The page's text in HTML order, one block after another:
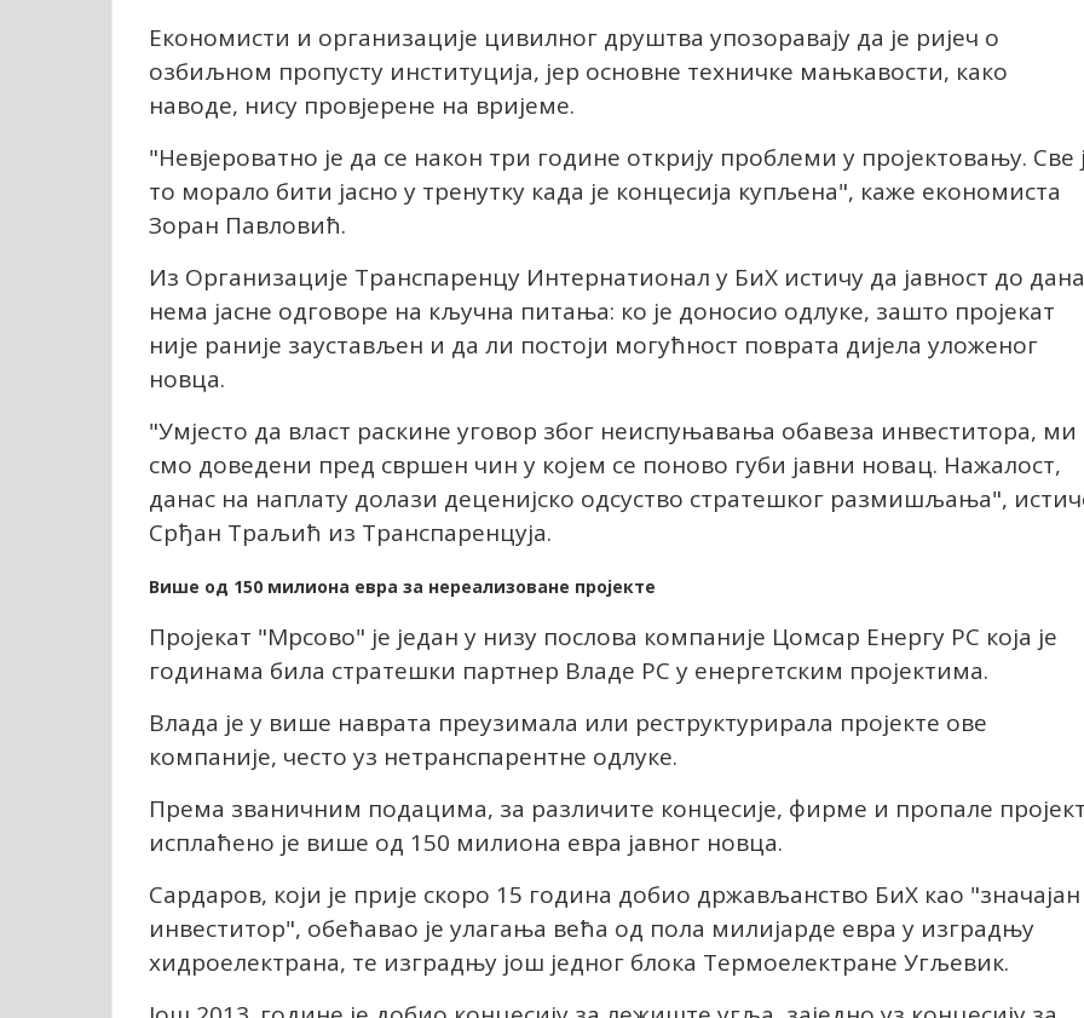
Економисти и организације цивилног друштва упозоравају да је ријеч о
озбиљном пропусту институција, јер основне техничке мањкавости, како
наводе, нису провјерене на вријеме.
"Невјероватно је да се након три године открију проблеми у пројектовању. Све
то морало бити јасно у тренутку када је концесија купљена", каже економиста
Зоран Павловић.
Из Организације Транспаренцy Интернатионал у БиХ истичу да јавност до
нема јасне одговоре на кључна питања: ко је доносио одлуке, зашто пројекат
није раније заустављен и да ли постоји могућност поврата дијела уложеног
новца.
"Умјесто да власт раскине уговор због неиспуњавања обавеза инвеститора, ми
смо доведени пред свршен чин у којем се поново губи јавни новац. Нажалост,
данас на наплату долази деценијско одсуство стратешког размишљања",
Срђан Траљић из Транспаренцyја.
Више од 150 милиона евра за нереализоване пројекте
Пројекат "Мрсово" је један у низу послова компаније Цомсар Енергy РС која је
годинама била стратешки партнер Владе РС у енергетским пројектима.
Влада је у више наврата преузимала или реструктурирала пројекте ове
компаније, често уз нетранспарентне одлуке.
Према званичним подацима, за различите концесије, фирме и пропале
исплаћено је више од 150 милиона евра јавног новца.
Сардаров, који је прије скоро 15 година добио држављанство БиХ као "значајан
инвеститор", обећавао је улагања већа од пола милијарде евра у изградњу
хидроелектрана, те изградњу још једног блока Термоелектране Угљевик.